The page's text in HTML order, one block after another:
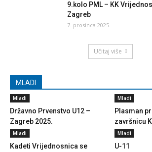
9.kolo PML – KK
Zagreb
7. prosinca 2025.
Učitaj više
MLADI
Mladi
Državno Prvenstvo U12 –
Zagreb 2025.
Mladi
Plasman
završnicu
Mladi
Kadeti Vrijednosnica se
Mladi
U-11